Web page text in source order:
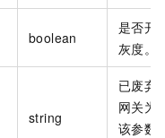
boolean
是否开
灰度。
string
已废弃
网关为
该参数